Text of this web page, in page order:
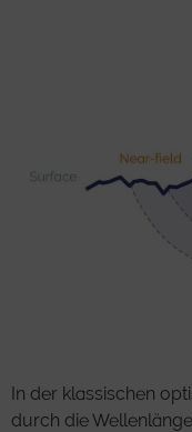
In der klassischen
durch die